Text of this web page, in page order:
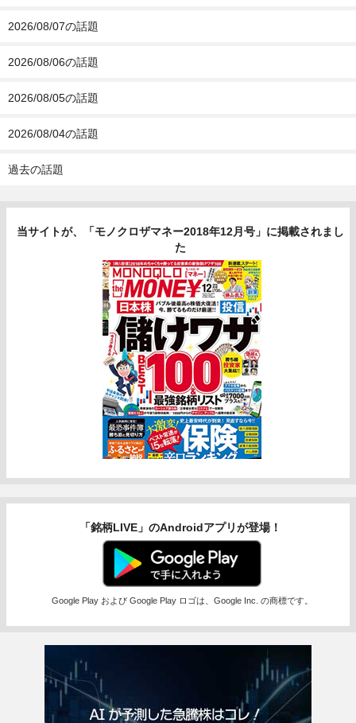
2026/08/07の話題
2026/08/06の話題
2026/08/05の話題
2026/08/04の話題
過去の話題
当サイトが、「モノクロザマネー2018年12月号」に掲載されまし
た
「銘柄LIVE」のAndroidアプリが登場！
Google Play および Google Play ロゴは、Google Inc. の商標です。